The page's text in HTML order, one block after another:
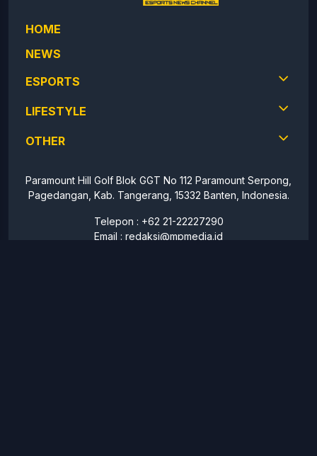
HOME
NEWS
ESPORTS
LIFESTYLE
OTHER
Paramount Hill Golf Blok GGT No 112 Paramount Serpong,
Pagedangan, Kab. Tangerang, 15332 Banten, Indonesia.
Telepon : +62 21-22227290
Email : redaksi@mpmedia.id